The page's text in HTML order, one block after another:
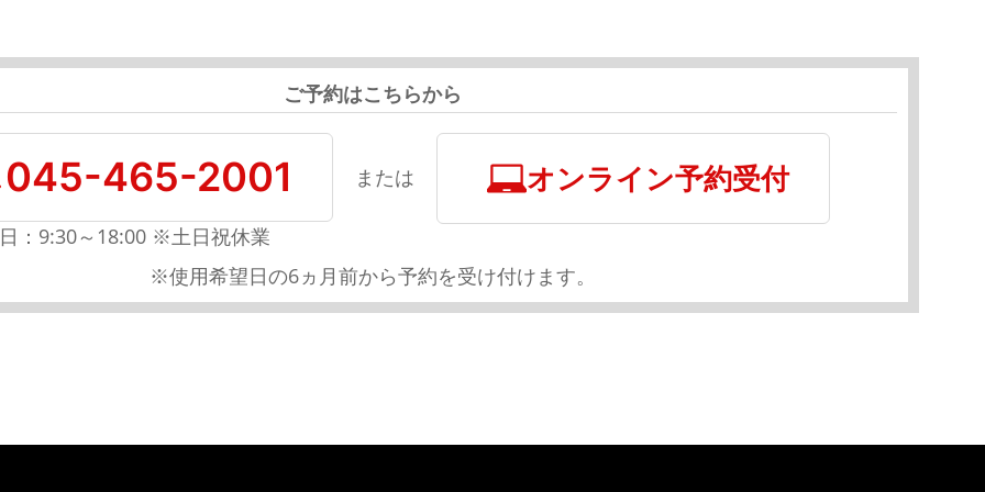
ご予約はこちらから
045-465-2001
：9:30～18:00 ※土日祝休業
または オンライン予約受付
※使用希望日の6ヵ月前から予約を受け付けます。